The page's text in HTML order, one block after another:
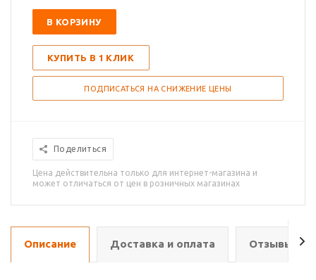
В КОРЗИНУ
КУПИТЬ В 1 КЛИК
ПОДПИСАТЬСЯ НА СНИЖЕНИЕ ЦЕНЫ
Поделиться
Цена действительна только для интернет-магазина и
может отличаться от цен в розничных магазинах
Описание Доставка и оплата Отзывы о